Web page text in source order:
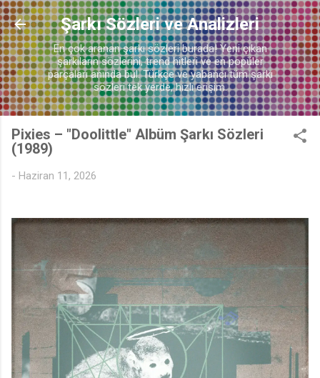
Ana içeriğe atla
Şarkı Sözleri ve Analizleri
En çok aranan şarkı sözleri burada! Yeni çıkan
şarkıların sözlerini, trend hitleri ve en popüler
parçaları anında bul. Türkçe ve yabancı tüm şarkı
sözleri tek yerde, hızlı erişim.
Pixies – "Doolittle" Albüm Şarkı Sözleri
(1989)
- Haziran 11, 2026